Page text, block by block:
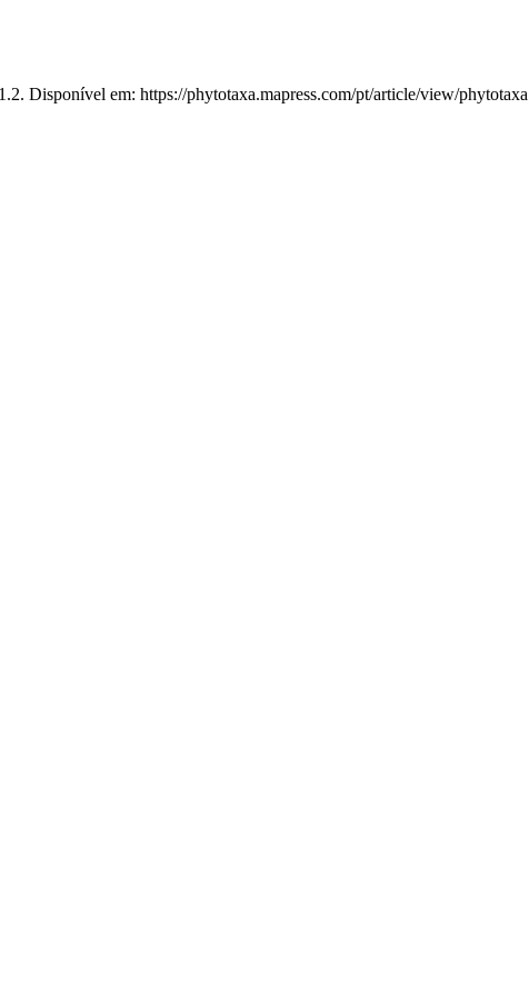
Disponível em: https://phytotaxa.mapress.com/pt/article/view/